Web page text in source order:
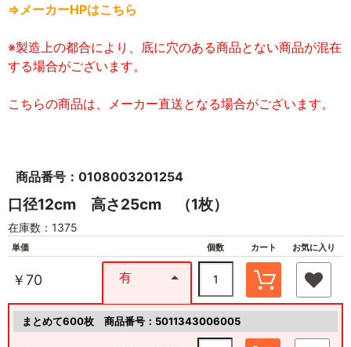
⇒メーカーHPはこちら
※製造上の都合により、底に穴のある商品とない商品が混在
する場合がございます。
こちらの商品は、メーカー直送となる場合がございます。
商品番号：0108003201254
口径12cm 高さ25cm （1枚）
在庫数：1375
単価 個数 カート お気に入り
￥70 有
まとめて600枚 商品番号：5011343006005